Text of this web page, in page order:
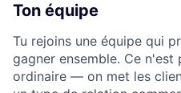
Ton équipe
Tu rejoins une équipe qui
gagner ensemble. Ce n'est
ordinaire — on met les